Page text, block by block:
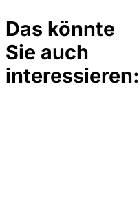
Das könnte
Sie auch
interessieren: